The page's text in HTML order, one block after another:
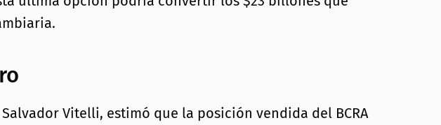
Vitelli, estimó que la posición vendida del BCRA